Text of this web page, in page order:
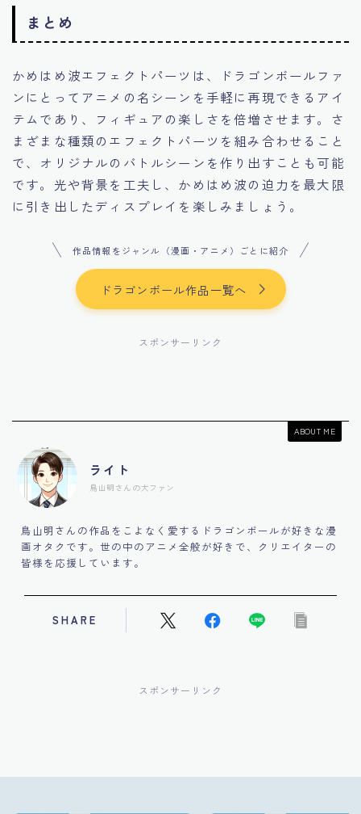
まとめ
かめはめ波エフェクトパーツは、ドラゴンボールファ
ンにとってアニメの名シーンを手軽に再現できるアイ
テムであり、フィギュアの楽しさを倍増させます。さ
まざまな種類のエフェクトパーツを組み合わせること
で、オリジナルのバトルシーンを作り出すことも可能
です。光や背景を工夫し、かめはめ波の迫力を最大限
に引き出したディスプレイを楽しみましょう。
作品情報をジャンル（漫画・アニメ）ごとに紹介
ドラゴンボール作品一覧へ
スポンサーリンク
ABOUT ME
ライト
鳥山明さんの大ファン
鳥山明さんの作品をこよなく愛するドラゴンボールが好きな漫
画オタクです。世の中のアニメ全般が好きで、クリエイターの
皆様を応援しています。
SHARE
スポンサーリンク